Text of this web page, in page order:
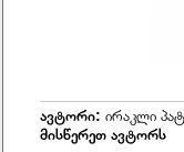
ავტორი: ირაკლი
მისწერეთ ავტორს